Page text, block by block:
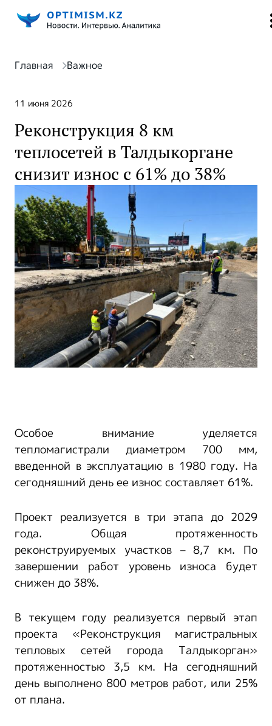
Главная Важное
11 июня 2026
Реконструкция 8 км
теплосетей в Талдыкоргане
снизит износ с 61% до 38%
Особое внимание уделяется
тепломагистрали диаметром 700 мм,
введенной в эксплуатацию в 1980 году. На
сегодняшний день ее износ составляет 61%.
Проект реализуется в три этапа до 2029
года. Общая протяженность
реконструируемых участков – 8,7 км. По
завершении работ уровень износа будет
снижен до 38%.
В текущем году реализуется первый этап
проекта «Реконструкция магистральных
тепловых сетей города Талдыкорган»
протяженностью 3,5 км. На сегодняшний
день выполнено 800 метров работ, или 25%
от плана.